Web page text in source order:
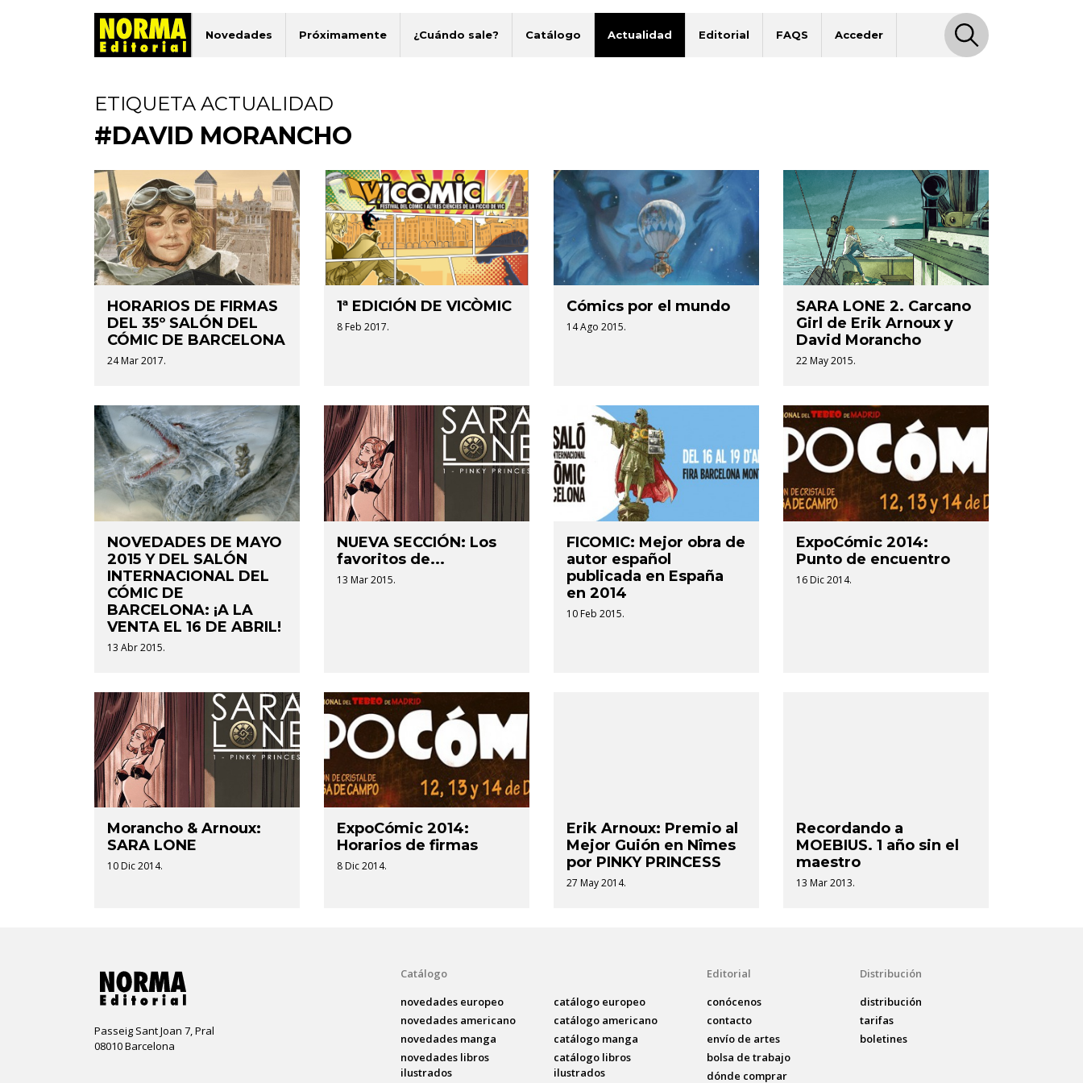
Novedades Próximamente ¿Cuándo sale? Catálogo Actualidad Editorial FAQS Acceder
ETIQUETA ACTUALIDAD
#DAVID MORANCHO
HORARIOS DE FIRMAS
DEL 35º SALÓN DEL
CÓMIC DE BARCELONA
24 Mar 2017.
1ª EDICIÓN DE VICÒMIC
8 Feb 2017.
Cómics por el mundo
14 Ago 2015.
SARA LONE 2. Carcano
Girl de Erik Arnoux y
David Morancho
22 May 2015.
NOVEDADES DE MAYO
2015 Y DEL SALÓN
INTERNACIONAL DEL
CÓMIC DE
BARCELONA: ¡A LA
VENTA EL 16 DE ABRIL!
13 Abr 2015.
NUEVA SECCIÓN: Los
favoritos de...
13 Mar 2015.
FICOMIC: Mejor obra de
autor español
publicada en España
en 2014
10 Feb 2015.
ExpoCómic 2014:
Punto de encuentro
16 Dic 2014.
Morancho & Arnoux:
SARA LONE
10 Dic 2014.
ExpoCómic 2014:
Horarios de firmas
8 Dic 2014.
Erik Arnoux: Premio al
Mejor Guión en Nîmes
por PINKY PRINCESS
27 May 2014.
Recordando a
MOEBIUS. 1 año sin el
maestro
13 Mar 2013.
Passeig Sant Joan 7, Pral
08010 Barcelona
Catálogo
novedades europeo
novedades americano
novedades manga
novedades libros
ilustrados
catálogo europeo
catálogo americano
catálogo manga
catálogo libros
ilustrados
Editorial
conócenos
contacto
envío de artes
bolsa de trabajo
dónde comprar
Distribución
distribución
tarifas
boletines